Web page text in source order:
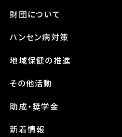
財団について
ハンセン病対策
地域保健の推進
その他活動
助成・奨学金
新着情報